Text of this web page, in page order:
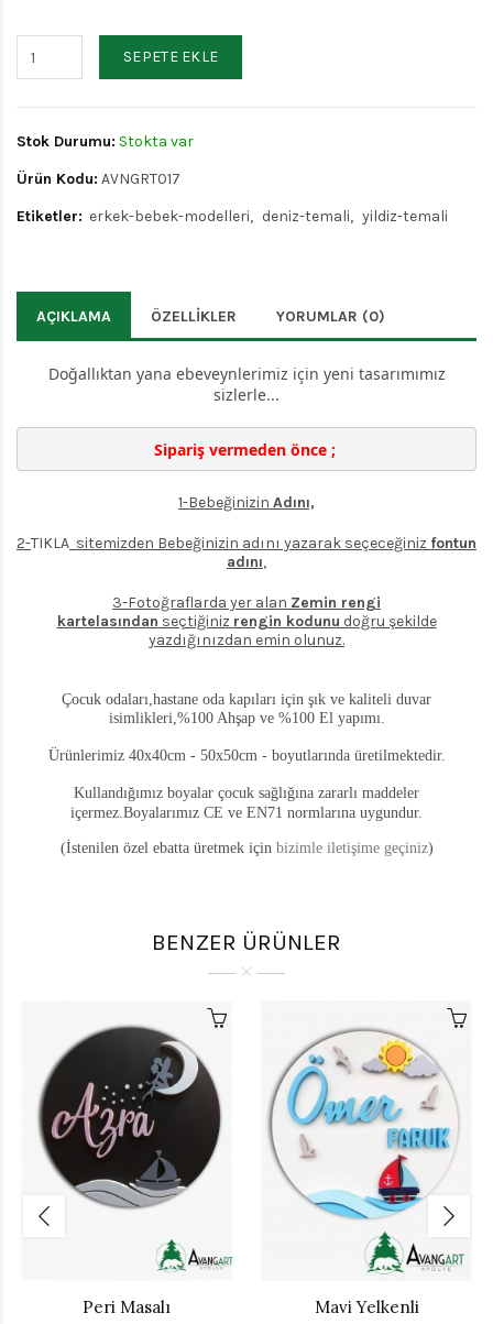
SEPETE EKLE
Stok Durumu: Stokta var
Ürün Kodu: AVNGRT017
Etiketler: erkek-bebek-modelleri deniz-temali yildiz-temali
AÇIKLAMA ÖZELLIKLER YORUMLAR (0)
Doğallıktan yana ebeveynlerimiz için yeni tasarımımız
sizlerle...
Sipariş vermeden önce ;
1-Bebeğinizin Adını,
2-TIKLA sitemizden Bebeğinizin adını yazarak seçeceğiniz fontun
adını,
3-Fotoğraflarda yer alan Zemin rengi
kartelasından seçtiğiniz rengin kodunu doğru şekilde
yazdığınızdan emin olunuz.
Çocuk odaları,hastane oda kapıları için şık ve kaliteli duvar
isimlikleri,%100 Ahşap ve %100 El yapımı.
Ürünlerimiz 40x40cm - 50x50cm - boyutlarında üretilmektedir.
Kullandığımız boyalar çocuk sağlığına zararlı maddeler
içermez.Boyalarımız CE ve EN71 normlarına uygundur.
(İstenilen özel ebatta üretmek için bizimle iletişime geçiniz)
BENZER ÜRÜNLER
Peri Masalı
Mavi Yelkenli